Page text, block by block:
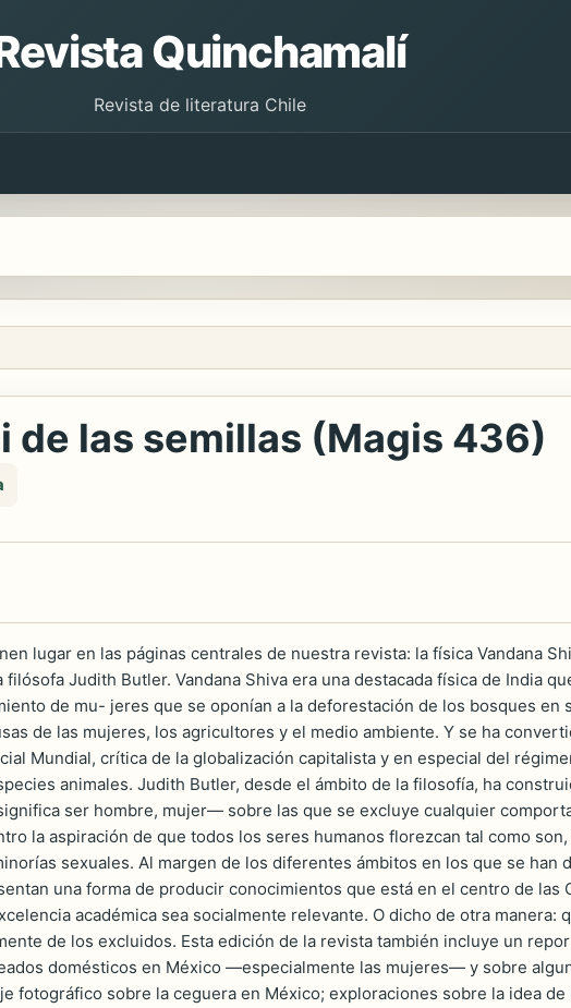
Quinchamalí
Revista de literatura Chile
de las semillas (Magis 436)
lugar en las páginas centrales de nuestra revista: la física Vandana
Judith Butler. Vandana Shiva era una destacada física de India
de mu- jeres que se oponían a la deforestación de los bosques en
de las mujeres, los agricultores y el medio ambiente. Y se ha
Mundial, crítica de la globalización capitalista y en especial del
animales. Judith Butler, desde el ámbito de la filosofía, ha
ser hombre, mujer— sobre las que se excluye cualquier
la aspiración de que todos los seres humanos florezcan tal como
sexuales. Al margen de los diferentes ámbitos en los que se han
una forma de producir conocimientos que está en el centro de las
académica sea socialmente relevante. O dicho de otra manera:
de los excluidos. Esta edición de la revista también incluye un
domésticos en México —especialmente las mujeres— y sobre
fotográfico sobre la ceguera en México; exploraciones sobre la idea